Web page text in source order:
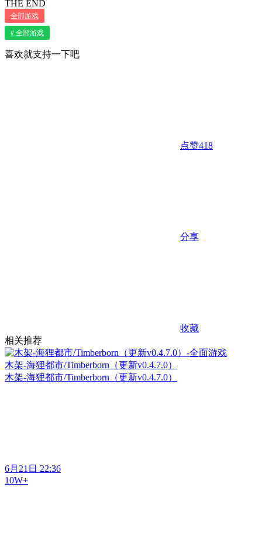
THE END
全部游戏
# 全部游戏
喜欢就支持一下吧
点赞418
分享
收藏
相关推荐
木架-海狸都市/Timberborn（更新v0.4.7.0）
木架-海狸都市/Timberborn（更新v0.4.7.0）
6月21日 22:36
10W+